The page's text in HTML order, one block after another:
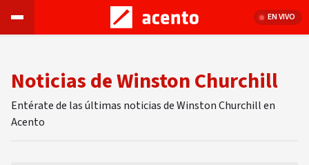
EN VIVO
Noticias de Winston Churchill
Entérate de las últimas noticias de Winston Churchill en
Acento